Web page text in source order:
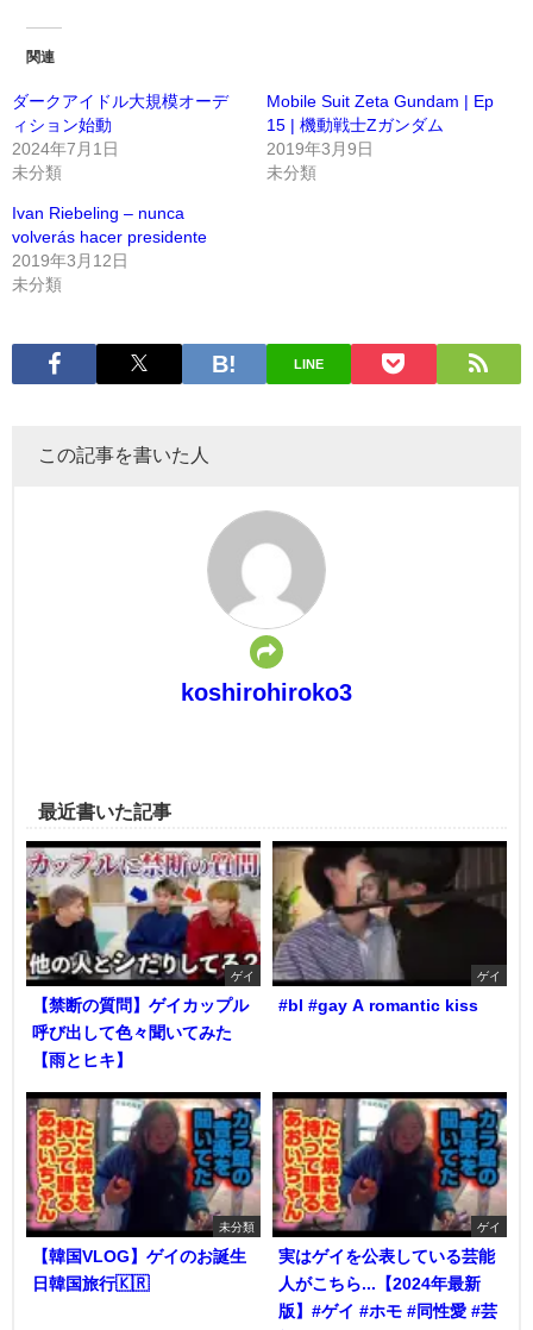
関連
ダークアイドル大規模オーデ
ィション始動
2024年7月1日
未分類
Mobile Suit Zeta Gundam | Ep
15 | 機動戦士Ζガンダム
2019年3月9日
未分類
Ivan Riebeling – nunca
volverás hacer presidente
2019年3月12日
未分類
LINE
この記事を書いた人
koshirohiroko3
最近書いた記事
ゲイ
【禁断の質問】ゲイカップル
呼び出して色々聞いてみた
【雨とヒキ】
ゲイ
#bl #gay A romantic kiss
未分類
【韓国VLOG】ゲイのお誕生
日韓国旅行🇰🇷
ゲイ
実はゲイを公表している芸能
人がこちら...【2024年最新
版】#ゲイ #ホモ #同性愛 #芸